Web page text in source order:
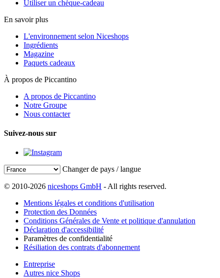
Utiliser un chèque-cadeau
En savoir plus
L'environnement selon Niceshops
Ingrédients
Magazine
Paquets cadeaux
À propos de Piccantino
A propos de Piccantino
Notre Groupe
Nous contacter
Suivez-nous sur
Changer de pays / langue
© 2010-2026 niceshops GmbH - All rights reserved.
Mentions légales et conditions d'utilisation
Protection des Données
Conditions Générales de Vente et politique d'annulation
Déclaration d'accessibilité
Paramètres de confidentialité
Résiliation des contrats d'abonnement
Entreprise
Autres nice Shops